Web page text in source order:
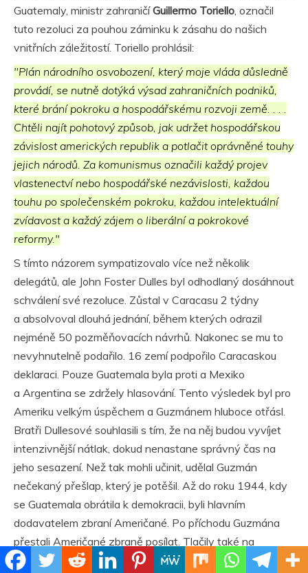
Guatemaly, ministr zahraničíGuillermo Toriello, označil
tuto rezoluci za pouhou záminku k zásahu do našich
vnitřních záležitostí. Toriello prohlásil:
"Plán národního osvobození, který moje vláda důsledně
provádí, se nutně dotýká výsad zahraničních podniků,
které brání pokroku a hospodářskému rozvoji země. . . .
Chtěli najít pohotový způsob, jak udržet hospodářskou
závislost amerických republik a potlačit oprávněné touhy
jejich národů. Za komunismus označili každý projev
vlastenectví nebo hospodářské nezávislosti, každou
touhu po společenském pokroku, každou intelektuální
zvídavost a každý zájem o liberální a pokrokové
reformy."
S tímto názorem sympatizovalo více než několik
delegátů, ale John Foster Dulles byl odhodlaný dosáhnout
schválení své rezoluce. Zůstal v Caracasu 2 týdny
a absolvoval dlouhá jednání, během kterých odrazil
nejméně 50 pozměňovacích návrhů. Nakonec se mu to
nevyhnutelně podařilo. 16 zemí podpořilo Caracaskou
deklaraci. Pouze Guatemala byla proti a Mexiko
a Argentina se zdržely hlasování. Tento výsledek byl pro
Ameriku velkým úspěchem a Guzmánem hluboce otřásl.
Bratři Dullesové souhlasili s tím, že na něj budou vyvíjet
intenzivnější nátlak, dokud nenastane správný čas na
jeho sesazení. Než tak mohli učinit, udělal Guzmán
nečekaný přešlap, který je potěšil. Až do roku 1944, kdy
se Guatemala obrátila k demokracii, byli hlavním
dodavatelem zbraní Američané. Po příchodu Guzmána
přestali Američané zbraně posílat. Tlačily také na
Dánsko, Mexiko, Kubu, Argentinu a Švýcarsko, aby od